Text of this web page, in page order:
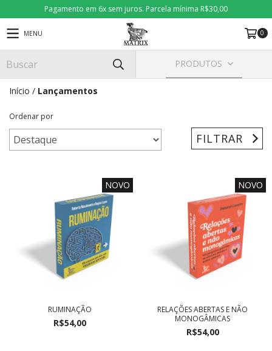
Pagamento em 6x sem juros. Parcela mínima R$30,00
MENU 0
PRODUTOS
Início / Lançamentos
Ordenar por
FILTRAR
NOVO
RUMINAÇÃO
R$54,00
NOVO
RELAÇÕES ABERTAS E NÃO
MONOGÂMICAS
R$54,00